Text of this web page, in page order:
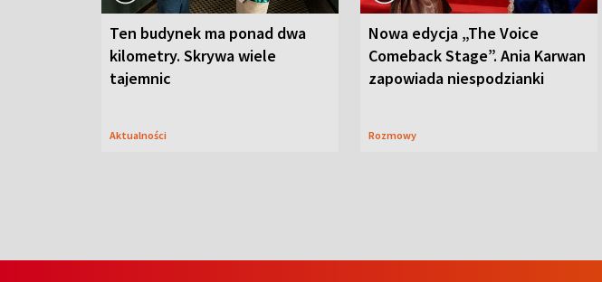
Ten budynek ma ponad dwa
kilometry. Skrywa wiele
tajemnic
Aktualności
Nowa edycja „The Voice
Comeback Stage”. Ania Karwan
zapowiada niespodzianki
Rozmowy